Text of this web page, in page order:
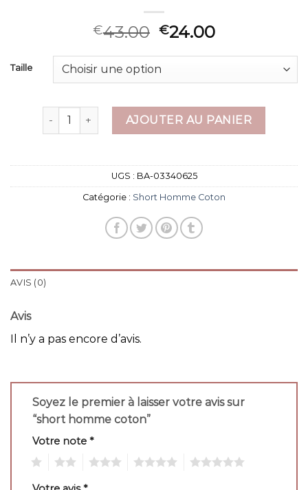
€43.00 €24.00
Taille
quantité de short homme coton
AJOUTER AU PANIER
UGS : BA-03340625
Catégorie : Short Homme Coton
AVIS (0)
Avis
Il n’y a pas encore d’avis.
Soyez le premier à laisser votre avis sur
“short homme coton”
Votre note *